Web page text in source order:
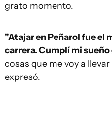
grato momento.
"Atajar en Peñarol fue el
carrera. Cumplí mi
cosas que me voy a
expresó.